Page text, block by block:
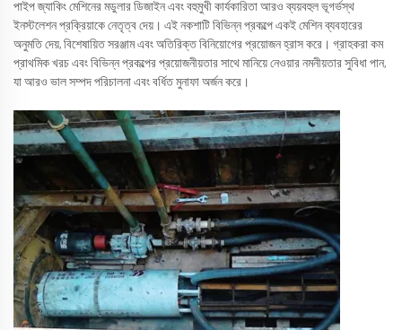
পাইপ জ্যাকিং মেশিনের মডুলার ডিজাইন এবং বহুমুখী কার্যকারিতা আরও ব্যয়বহুল ভূগর্ভস্থ
ইনস্টলেশন প্রক্রিয়াকে নেতৃত্ব দেয়। এই নকশাটি বিভিন্ন প্রকল্পে একই মেশিন ব্যবহারের
অনুমতি দেয়, বিশেষায়িত সরঞ্জাম এবং অতিরিক্ত বিনিয়োগের প্রয়োজন হ্রাস করে। গ্রাহকরা কম
প্রাথমিক খরচ এবং বিভিন্ন প্রকল্পের প্রয়োজনীয়তার সাথে মানিয়ে নেওয়ার নমনীয়তার সুবিধা পান,
যা আরও ভাল সম্পদ পরিচালনা এবং বর্ধিত মুনাফা অর্জন করে।